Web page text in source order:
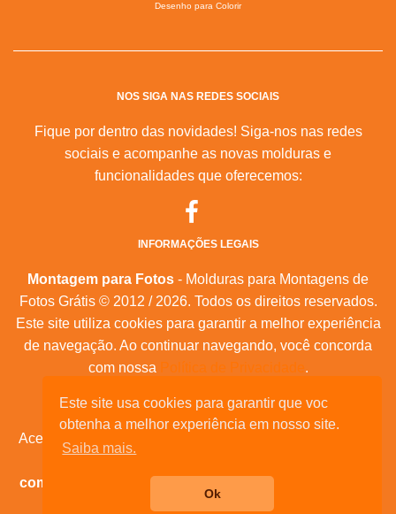
Este site usa cookies para garantir que voc
obtenha a melhor experiência em nosso site.
Saiba mais.
Ok
Desenho para Colorir
NOS SIGA NAS REDES SOCIAIS
Fique por dentro das novidades! Siga-nos nas redes
sociais e acompanhe as novas molduras e
funcionalidades que oferecemos:
INFORMAÇÕES LEGAIS
Montagem para Fotos - Molduras para Montagens de
Fotos Grátis © 2012 / 2026. Todos os direitos reservados.
Este site utiliza cookies para garantir a melhor experiência
de navegação. Ao continuar navegando, você concorda
com nossa Política de Privacidade.
Mapa do Site |Feeds RSS |Sobre Nós
Acesse nossas molduras para:
comemorativas, e muita outras datas comemorativas!